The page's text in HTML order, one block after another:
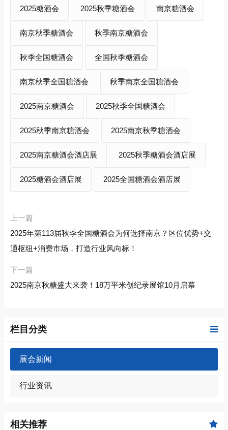
2025糖酒会 2025秋季糖酒会 南京糖酒会
南京秋季糖酒会 秋季南京糖酒会
秋季全国糖酒会 全国秋季糖酒会
南京秋季全国糖酒会 秋季南京全国糖酒会
2025南京糖酒会 2025秋季全国糖酒会
2025秋季南京糖酒会 2025南京秋季糖酒会
2025南京糖酒会酒店展 2025秋季糖酒会酒店展
2025糖酒会酒店展 2025全国糖酒会酒店展
上一篇
2025年第113届秋季全国糖酒会为何选择南京？区位优势+交
通枢纽+消费市场，打造行业风向标！
下一篇
2025南京秋糖盛大来袭！18万平米创纪录展馆10月启幕
栏目分类
展会新闻
行业资讯
相关推荐